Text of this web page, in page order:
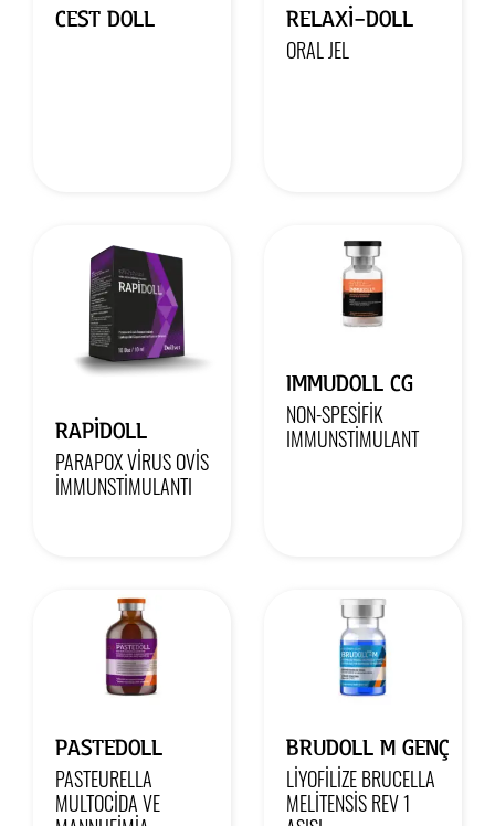
CEST DOLL RELAXİ-DOLL
ORAL JEL
RAPIDOLL
PARAPOX VİRUS OVİS
İMMUNSTİMULANTI
IMMUDOLL CG
NON-SPESİFİK
IMMUNSTİMULANT
PASTEDOLL
PASTEURELLA
MULTOCİDA VE
BRUDOLL M GENÇ
LİYOFİLİZE BRUCELLA
MELİTENSİS REV 1